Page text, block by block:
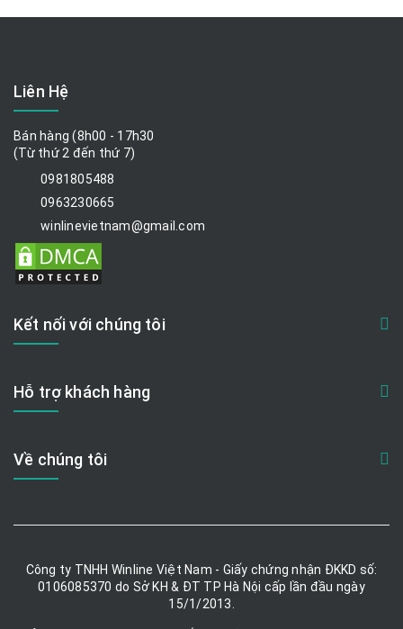
Liên Hệ
Bán hàng (8h00 - 17h30
(Từ thứ 2 đến thứ 7)
0981805488
0963230665
winlinevietnam@gmail.com
Kết nối với chúng tôi
Hỗ trợ khách hàng
Về chúng tôi
Công ty TNHH Winline Việt Nam - Giấy chứng nhận ĐKKD số:
0106085370 do Sở KH & ĐT TP Hà Nội cấp lần đầu ngày
15/1/2013.